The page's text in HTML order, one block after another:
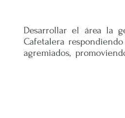
Desarrollar el área la
Cafetalera
agremiados,